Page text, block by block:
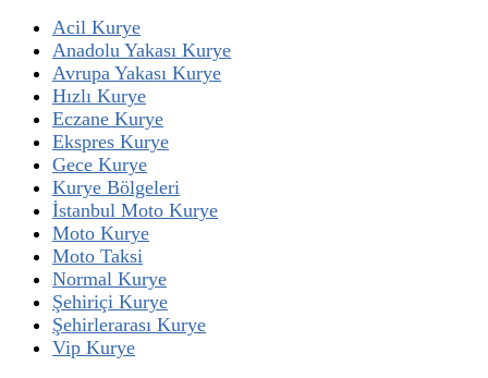
Acil Kurye
Anadolu Yakası Kurye
Avrupa Yakası Kurye
Hızlı Kurye
Eczane Kurye
Ekspres Kurye
Gece Kurye
Kurye Bölgeleri
İstanbul Moto Kurye
Moto Kurye
Moto Taksi
Normal Kurye
Şehiriçi Kurye
Şehirlerarası Kurye
Vip Kurye